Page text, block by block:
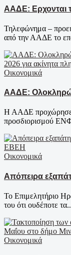
ΑΑΔΕ: Ερχονται
Τηλεφώνημα –
από την ΑΑΔΕ το
Οικονομικά
ΑΑΔΕ:
Η ΑΑΔΕ προχώρησε
προσδιορισμού
Οικονομικά
Απόπειρα
Το Επιμελητήριο
του ότι ουδέποτε
Οικονομικά